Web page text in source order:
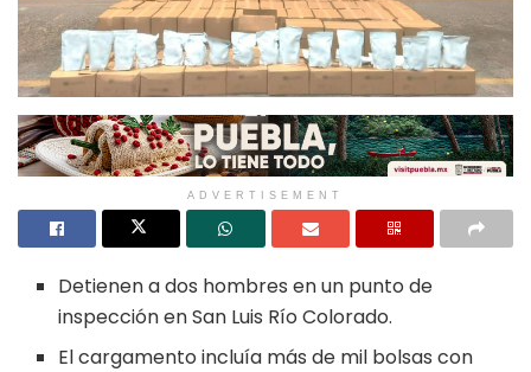
ADVERTISEMENT
Detienen a dos hombres en un punto de
inspección en San Luis Río Colorado.
El cargamento incluía más de mil bolsas con